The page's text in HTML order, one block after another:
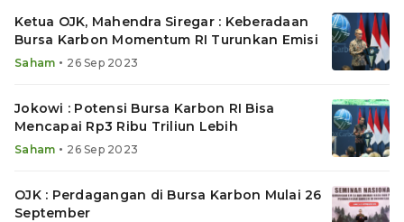
Ketua OJK, Mahendra Siregar : Keberadaan
Bursa Karbon Momentum RI Turunkan Emisi
Saham • 26 Sep 2023
Jokowi : Potensi Bursa Karbon RI Bisa
Mencapai Rp3 Ribu Triliun Lebih
Saham • 26 Sep 2023
OJK : Perdagangan di Bursa Karbon Mulai 26
September